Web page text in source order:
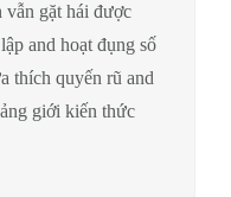
vẫn gặt hái được
and hoạt đụng số
thích quyến rũ and
giới kiến thức